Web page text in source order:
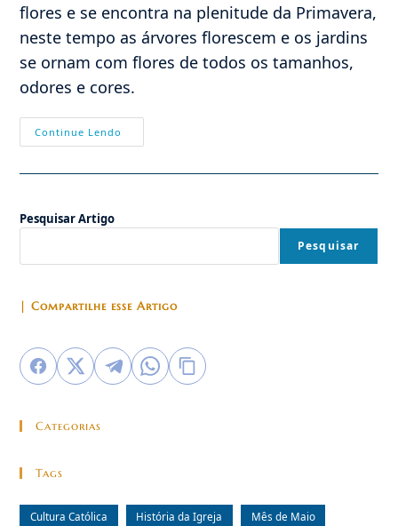
flores e se encontra na plenitude da Primavera,
neste tempo as árvores florescem e os jardins
se ornam com flores de todos os tamanhos,
odores e cores.
Continue Lendo
Que
Pesquisar Artigo
Pesquisar
| Compartilhe esse Artigo
Categorias
Tags
Cultura Católica História da Igreja Mês de Maio